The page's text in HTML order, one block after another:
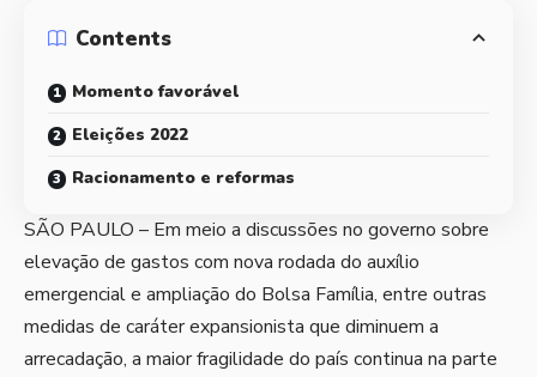
Contents
Momento favorável
Eleições 2022
Racionamento e reformas
SÃO PAULO – Em meio a discussões no governo sobre
elevação de gastos com nova rodada do auxílio
emergencial e ampliação do Bolsa Família, entre outras
medidas de caráter expansionista que diminuem a
arrecadação, a maior fragilidade do país continua na parte